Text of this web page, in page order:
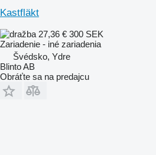
Kastfläkt
27,36 € 300 SEK
Zariadenie - iné zariadenia
Švédsko, Ydre
Blinto AB
Obráťte sa na predajcu